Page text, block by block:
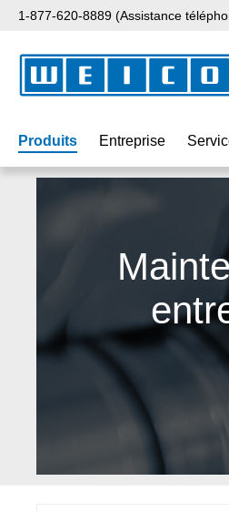
au contenu principal
Passer à la recherche
Passer à la navigation principale
1-877-620-8889 (Assistance
Produits Entreprise